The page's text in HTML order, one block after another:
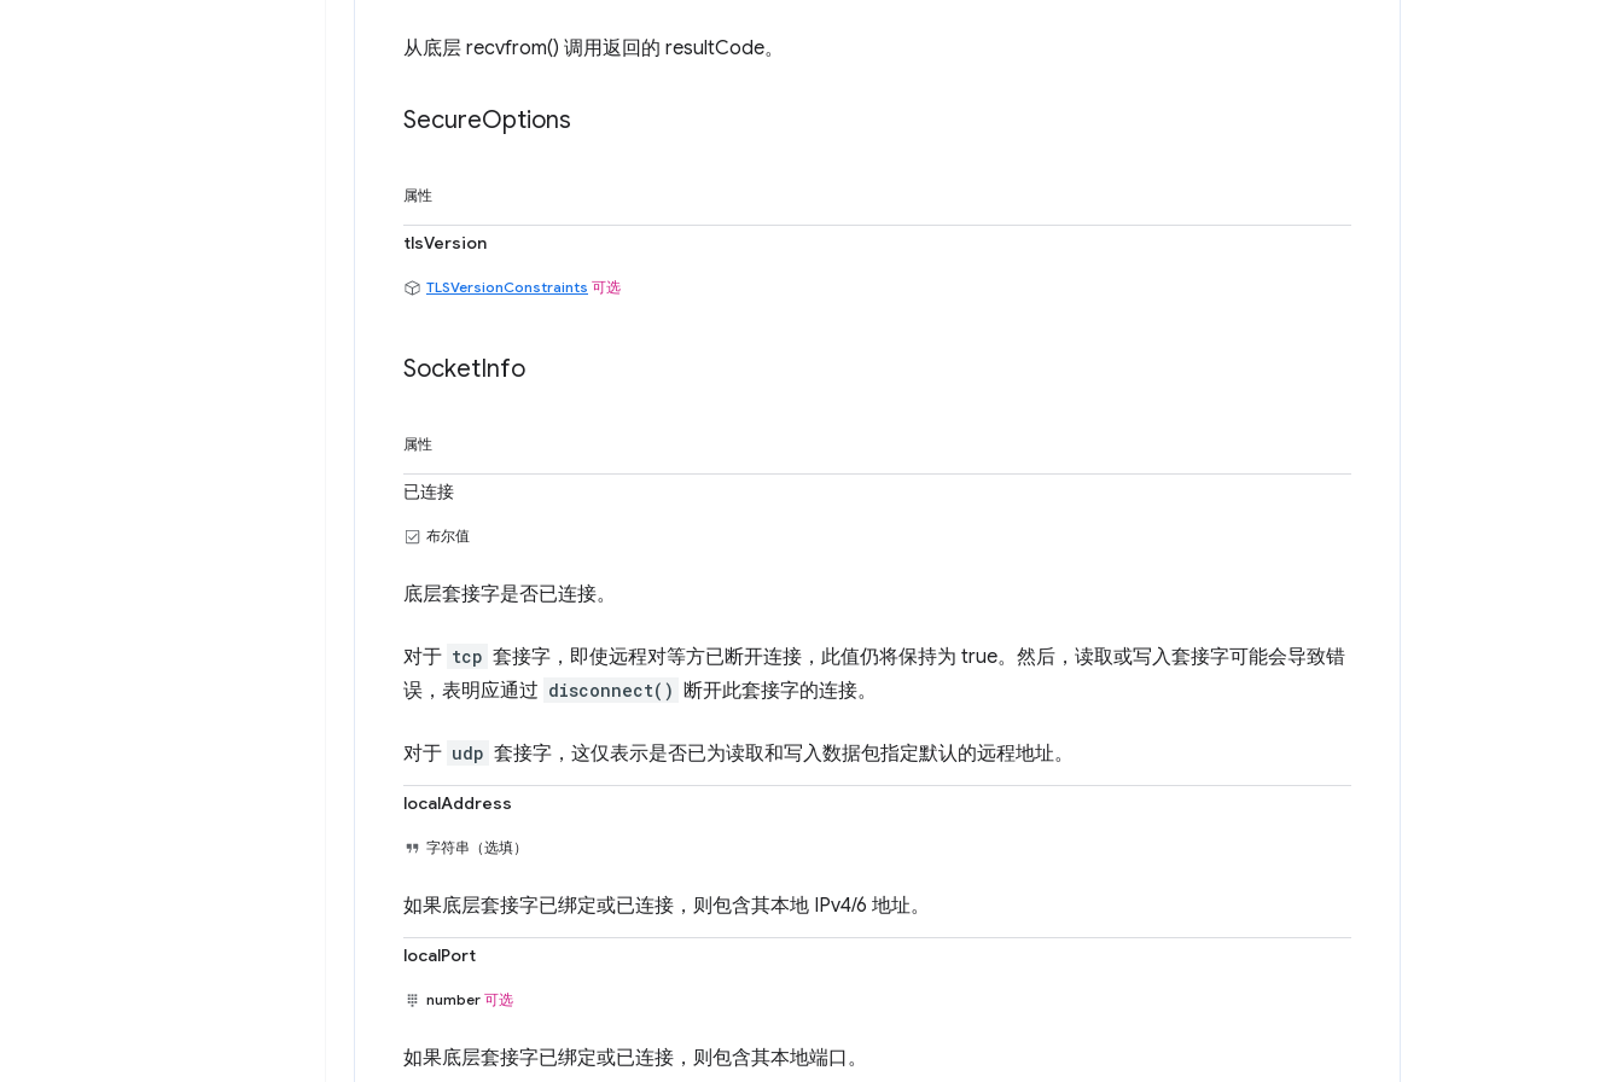
从底层 recvfrom() 调用返回的 resultCode。
SecureOptions
属性
tlsVersion
TLSVersionConstraints 可选
SocketInfo
属性
已连接
布尔值
底层套接字是否已连接。
对于 tcp 套接字，即使远程对等方已断开连接，此值仍将保持为 true。然后，读取或写入套接字可能会导致错
误，表明应通过 disconnect() 断开此套接字的连接。
对于 udp 套接字，这仅表示是否已为读取和写入数据包指定默认的远程地址。
localAddress
字符串（选填）
如果底层套接字已绑定或已连接，则包含其本地 IPv4/6 地址。
localPort
number 可选
如果底层套接字已绑定或已连接，则包含其本地端口。